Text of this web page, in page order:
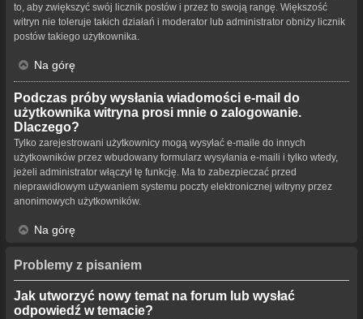
to, aby zwiększyć swój licznik postów i przez to swoją rangę. Większość
witryn nie toleruje takich działań i moderator lub administrator obniży licznik
postów takiego użytkownika.
Na górę
Podczas próby wysłania wiadomości e-mail do
użytkownika witryna prosi mnie o zalogowanie.
Dlaczego?
Tylko zarejestrowani użytkownicy mogą wysyłać e-maile do innych
użytkowników przez wbudowany formularz wysyłania e-maili i tylko wtedy,
jeżeli administrator włączył tę funkcję. Ma to zabezpieczać przed
nieprawidłowym używaniem systemu poczty elektronicznej witryny przez
anonimowych użytkowników.
Na górę
Problemy z pisaniem
Jak utworzyć nowy temat na forum lub wysłać
odpowiedź w temacie?